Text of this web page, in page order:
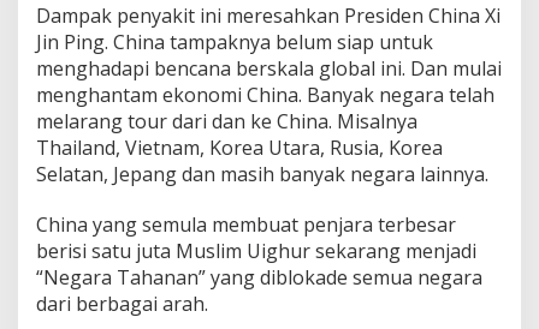
Dampak penyakit ini meresahkan Presiden China Xi
Jin Ping. China tampaknya belum siap untuk
menghadapi bencana berskala global ini. Dan mulai
menghantam ekonomi China. Banyak negara telah
melarang tour dari dan ke China. Misalnya
Thailand, Vietnam, Korea Utara, Rusia, Korea
Selatan, Jepang dan masih banyak negara lainnya.
China yang semula membuat penjara terbesar
berisi satu juta Muslim Uighur sekarang menjadi
“Negara Tahanan” yang diblokade semua negara
dari berbagai arah.